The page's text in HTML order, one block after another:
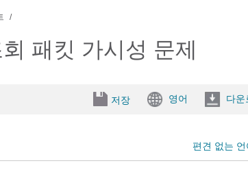
패킷 가시성 문제
저장 영어 다운
편견 없는 언